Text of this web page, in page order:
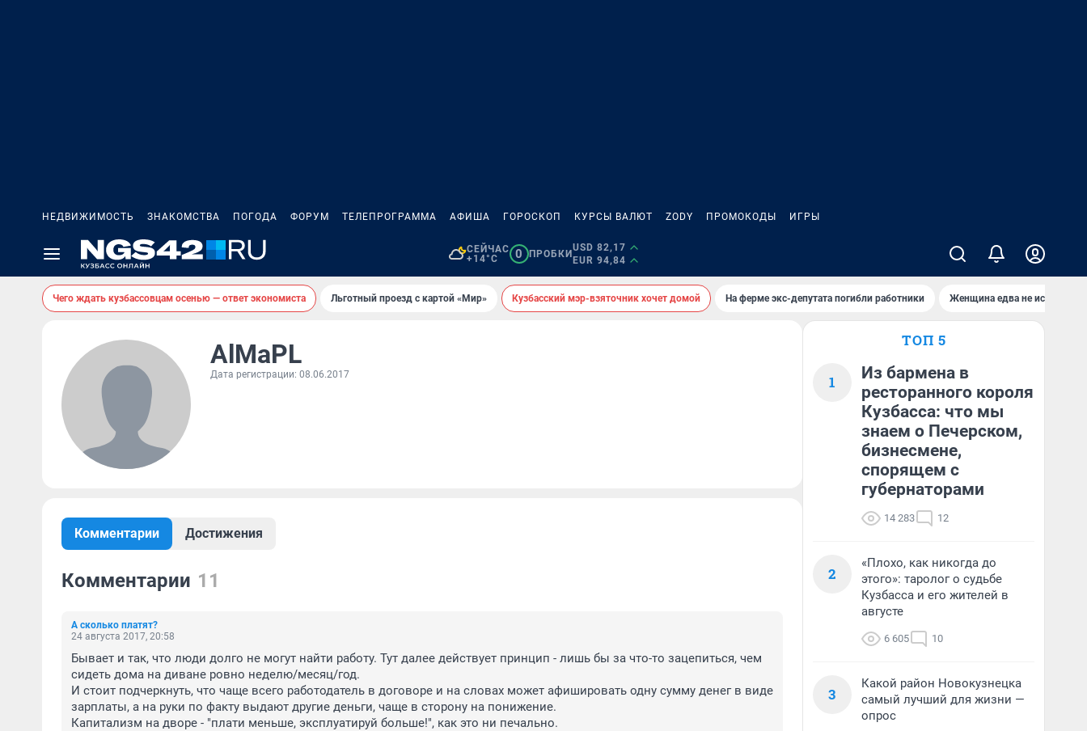
НЕДВИЖИМОСТЬ ЗНАКОМСТВА ПОГОДА ФОРУМ ТЕЛЕПРОГРАММА АФИША ГОРОСКОП КУРСЫ ВАЛЮТ ZODY ПРОМОКОДЫ ИГРЫ
СЕЙЧАС
+14°C
0 ПРОБКИ
USD 82,17
EUR 94,84
Чего ждать кузбассовцам осенью — ответ экономиста Льготный проезд с картой «Мир» Кузбасский мэр-взяточник хочет домой На ферме экс-депутата погибли работники Женщина едва не истекла
AlMaPL
Дата регистрации: 08.06.2017
Комментарии Достижения
Комментарии 11
А сколько платят?
24 августа 2017, 20:58
Бывает и так, что люди долго не могут найти работу. Тут далее действует принцип - лишь бы за что-то зацепиться, чем
сидеть дома на диване ровно неделю/месяц/год.
И стоит подчеркнуть, что чаще всего работодатель в договоре и на словах может афишировать одну сумму денег в виде
зарплаты, а на руки по факту выдают другие деньги, чаще в сторону на понижение.
Капитализм на дворе - "плати меньше, эксплуатируй больше!", как это ни печально.
ТОП 5
1
Из бармена в
ресторанного короля
Кузбасса: что мы
знаем о Печерском,
бизнесмене,
спорящем с
губернаторами
14 283 12
2
«Плохо, как никогда до
этого»: таролог о судьбе
Кузбасса и его жителей в
августе
6 605 10
3
Какой район Новокузнецка
самый лучший для жизни —
опрос